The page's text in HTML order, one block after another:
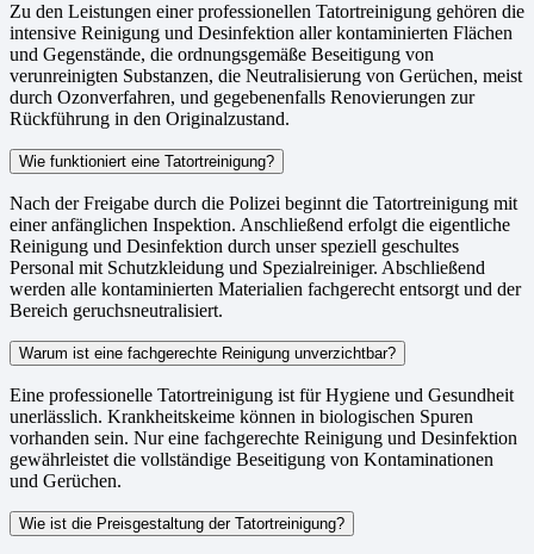
Zu den Leistungen einer professionellen Tatortreinigung gehören die
intensive Reinigung und Desinfektion aller kontaminierten Flächen
und Gegenstände, die ordnungsgemäße Beseitigung von
verunreinigten Substanzen, die Neutralisierung von Gerüchen, meist
durch Ozonverfahren, und gegebenenfalls Renovierungen zur
Rückführung in den Originalzustand.
Wie funktioniert eine Tatortreinigung?
Nach der Freigabe durch die Polizei beginnt die Tatortreinigung mit
einer anfänglichen Inspektion. Anschließend erfolgt die eigentliche
Reinigung und Desinfektion durch unser speziell geschultes
Personal mit Schutzkleidung und Spezialreiniger. Abschließend
werden alle kontaminierten Materialien fachgerecht entsorgt und der
Bereich geruchsneutralisiert.
Warum ist eine fachgerechte Reinigung unverzichtbar?
Eine professionelle Tatortreinigung ist für Hygiene und Gesundheit
unerlässlich. Krankheitskeime können in biologischen Spuren
vorhanden sein. Nur eine fachgerechte Reinigung und Desinfektion
gewährleistet die vollständige Beseitigung von Kontaminationen
und Gerüchen.
Wie ist die Preisgestaltung der Tatortreinigung?